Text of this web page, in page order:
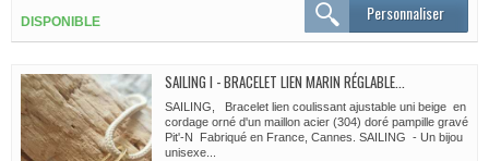
DISPONIBLE Personnaliser
SAILING I - BRACELET LIEN MARIN RÉGLABLE...
SAILING, Bracelet lien coulissant ajustable uni beige en
cordage orné d'un maillon acier (304) doré pampille gravé
Pit'-N Fabriqué en France, Cannes. SAILING - Un bijou
unisexe...